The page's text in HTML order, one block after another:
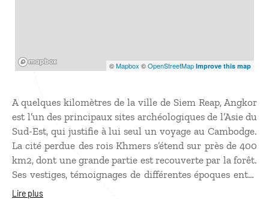
©Mapbox ©OpenStreetMap Improve this map
A quelques kilomètres de la ville de Siem Reap, Angkor
est l’un des principaux sites archéologiques de l’Asie du
Sud-Est, qui justifie à lui seul un voyage au Cambodge.
La cité perdue des rois Khmers s’étend sur près de 400
km2, dont une grande partie est recouverte par la forêt.
Ses vestiges, témoignages de différentes époques entre
le IXe et le XVe siècle, sont d’une incroyable beauté et
Lire plus